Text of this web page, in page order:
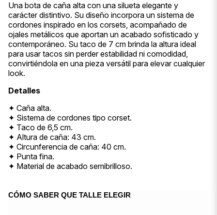
Una bota de caña alta con una silueta elegante y
carácter distintivo. Su diseño incorpora un sistema de
cordones inspirado en los corsets, acompañado de
ojales metálicos que aportan un acabado sofisticado y
contemporáneo. Su taco de 7 cm brinda la altura ideal
para usar tacos sin perder estabilidad ni comodidad,
convirtiéndola en una pieza versátil para elevar cualquier
look.
Detalles
✦ Caña alta.
✦ Sistema de cordones tipo corset.
✦ Taco de 6,5 cm.
✦ Altura de caña: 43 cm.
✦ Circunferencia de caña: 40 cm.
✦ Punta fina.
✦ Material de acabado semibrilloso.
CÓMO SABER QUE TALLE ELEGIR